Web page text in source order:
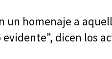
un homenaje a
dicen los